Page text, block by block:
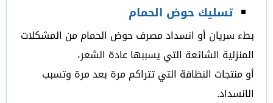
تسليك حوض الحمام
بطء سريان أو انسداد مصرف حوض الحمام من المشكلات
المنزلية الشائعة التي يسببها عادة الشعر،
أو منتجات النظافة التي تتراكم مرة بعد مرة وتسبب
الانسداد.